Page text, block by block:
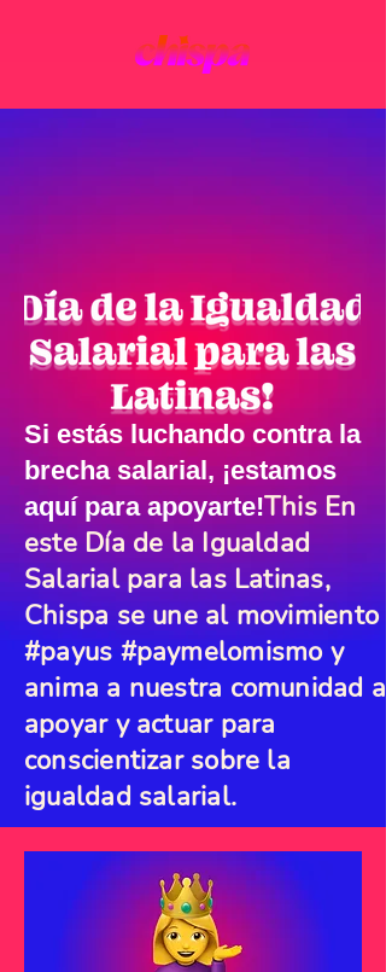
Si estás luchando contra la
brecha salarial, ¡estamos
aquí para apoyarte!This En
este Día de la Igualdad
Salarial para las Latinas,
Chispa se une al movimiento
#payus #paymelomismo y
anima a nuestra comunidad a
apoyar y actuar para
conscientizar sobre la
igualdad salarial.